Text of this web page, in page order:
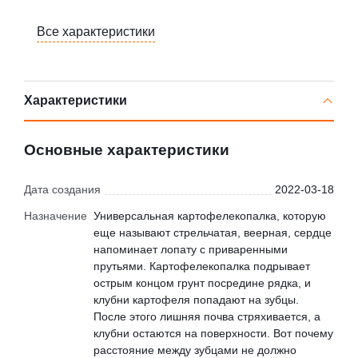
Все характеристики
Характеристики
Основные характеристики
Дата создания 2022-03-18
Назначение Универсальная картофелекопалка, которую
еще называют стрельчатая, веерная, сердце
напоминает лопату с приваренными
прутьями. Картофелекопалка подрывает
острым концом грунт посредине рядка, и
клубни картофеля попадают на зубцы.
После этого лишняя почва стряхивается, а
клубни остаются на поверхности. Вот почему
расстояние между зубцами не должно